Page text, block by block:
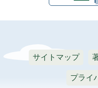
サイトマップ
プライ